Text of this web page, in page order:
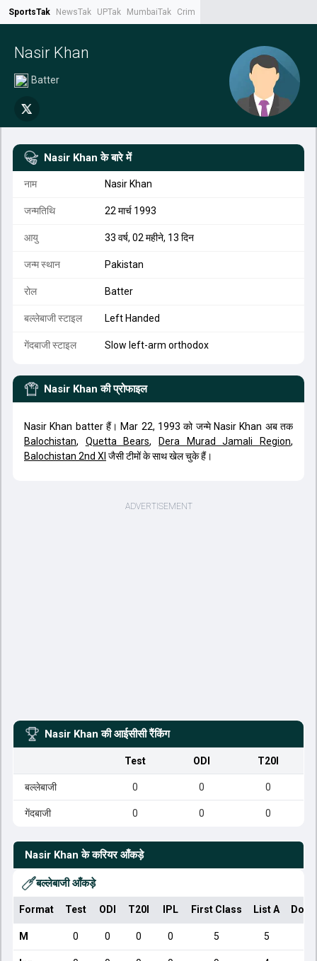
SportsTak NewsTak UPTak MumbaiTak CrimeTak
Nasir Khan
Batter
Nasir Khan के बारे में
नाम Nasir Khan
जन्मतिथि 22 मार्च 1993
आयु 33 वर्ष, 02 महीने, 13 दिन
जन्म स्थान Pakistan
रोल Batter
बल्लेबाजी स्टाइल Left Handed
गेंदबाजी स्टाइल Slow left-arm orthodox
Nasir Khan की प्रोफाइल
Nasir Khan batter हैं। Mar 22, 1993 को जन्मे Nasir Khan अब तक
Balochistan, Quetta Bears, Dera Murad Jamali Region,
Balochistan 2nd XI जैसी टीमों के साथ खेल चुके हैं।
Nasir Khan की आईसीसी रैंकिंग
Test ODI T20I
बल्लेबाजी 0 0 0
गेंदबाजी 0 0 0
Nasir Khan के करियर आँकड़े
बल्लेबाजी आँकड़े
Format Test ODI T20I IPL First Class List A
M 0 0 0 0 5 5